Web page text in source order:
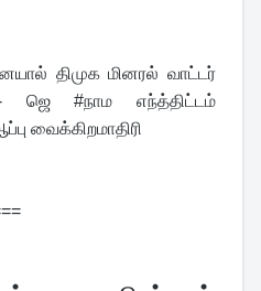
திமுக மினரல் வாட்டர்
ஜெ #நாம எந்த்திட்டம்
வைக்கிறமாதிரி